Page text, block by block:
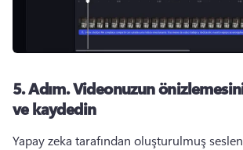
5. Adım.Videonuzun
ve kaydedin
Yapay zeka tarafından oluşturulmuş